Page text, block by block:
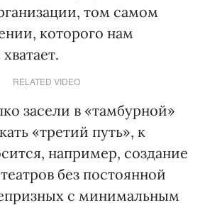
том самом
которого нам
RELATED VIDEO
засели в «тамбурной»
«третий путь», к
например, создание
без постоянной
с минимальным